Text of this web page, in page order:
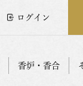
ログイン
香炉・香合